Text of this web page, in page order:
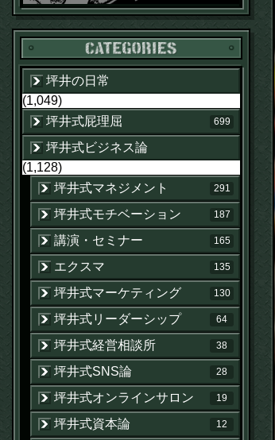
カ
坪井の日常
(1,049)
坪井式屁理屈
699
坪井式ビジネス論
(1,128)
坪井式マネジメント
291
坪井式モチベーション 187
講演・セミナー 165
エクスマ 135
坪井式マーケティング 130
坪井式リーダーシップ 64
坪井式経営相談所 38
坪井式SNS論 28
坪井式オンラインサロン 19
坪井式資本論 12